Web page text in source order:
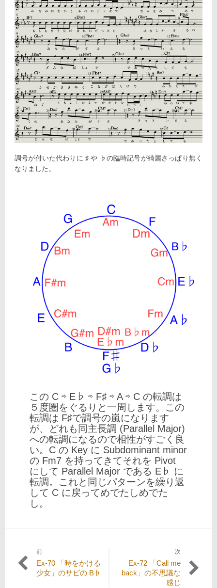
調号が付いた代わりに ♯ や ♭の臨時記号が綺麗さっぱり無く
なりました。
この C ⇨ E♭ ⇨ F♯ ⇨ A ⇨ C の転調は
５度圏をぐるりと一周します。この
転調は F♯で調号の嵐になります
が、どれも同主長調 (Parallel Major)
への転調になるので相性がすごく良
い。C の Key に Subdominant minor
の Fm7 を持ってきてそれを Pivot
にして Parallel Major である E♭ に
転調。これと同じパターンを繰り返
して C に戻ってめでたしめでた
し。
投
稿
前
過
去
Ex-70 「時をかける
少女」のサビの B♭
次
の
Ex-72 「Call me
back」の不思議な
感じ